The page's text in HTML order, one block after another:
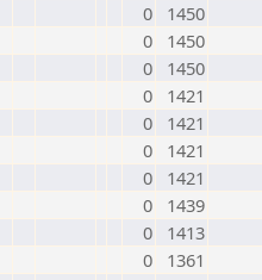
0
1450
0
1450
0
1450
0
1421
0
1421
0
1421
0
1421
0
1439
0
1413
0
1361